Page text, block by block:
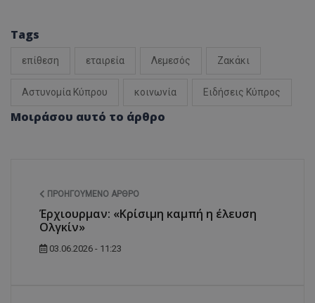
Tags
επίθεση εταιρεία Λεμεσός Ζακάκι
Αστυνομία Κύπρου κοινωνία Ειδήσεις Κύπρος
Μοιράσου αυτό το άρθρο
ΠΡΟΗΓΟΎΜΕΝΟ ΆΡΘΡΟ
Έρχιουρμαν: «Κρίσιμη καμπή η έλευση
Ολγκίν»
03.06.2026 - 11:23